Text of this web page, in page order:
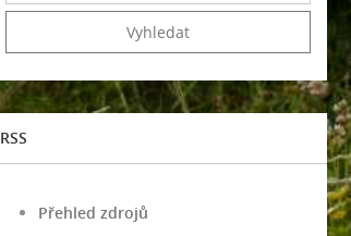
RSS
Přehled zdrojů